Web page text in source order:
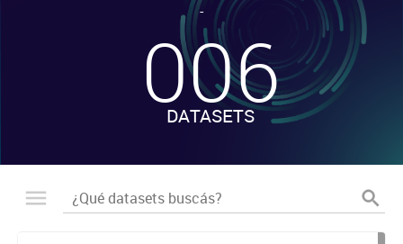
-
006
DATASETS